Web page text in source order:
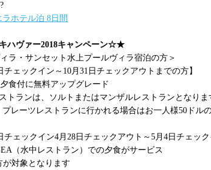
ホテル泊 8日間
ハヴァー2018キャンペーン☆★
ラ・サンセット水上プールヴィラ宿泊の方＞
チェックイン～10月31日チェックアウトまでの方】
食付に無料アップグレード
トランは、ソルトまたはマンザルレストランとなりま
レーツレストランに行かれる場合はお一人様50ドル
チェックイン4月28日チェックアウト～5月4日チェッ
（水中レストラン）での夕食がサービス
対象となります